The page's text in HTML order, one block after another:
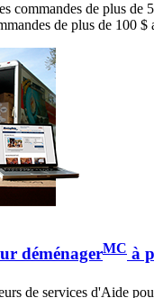
commandes de plus de
de plus de 100 $
déménagerMC à
de services d'Aide